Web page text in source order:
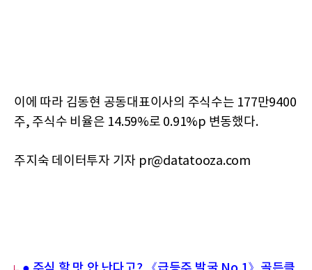
이에 따라 김동현 공동대표이사의 주식수는 177만9400
주, 주식수 비율은 14.59%로 0.91%p 변동했다.
주지숙 데이터투자 기자 pr@datatooza.com